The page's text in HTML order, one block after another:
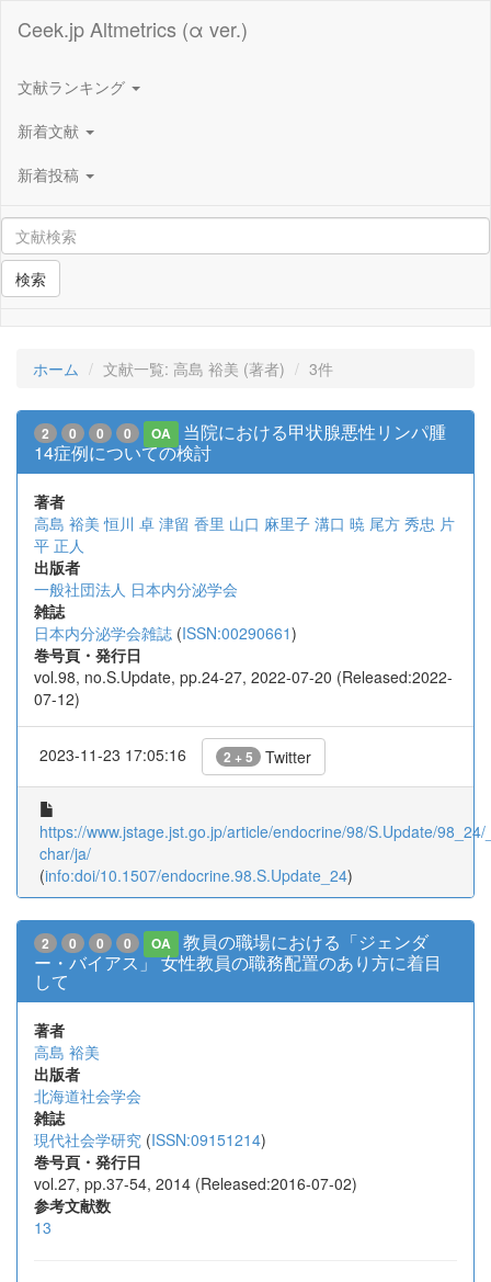
Ceek.jp Altmetrics (α ver.)
文献ランキング
新着文献
新着投稿
検索
ホーム 文献一覧: 高島 裕美 (著者) 3件
2 0 0 0 OA
当院における甲状腺悪性リンパ腫
14症例についての検討
著者
高島 裕美 恒川 卓 津留 香里 山口 麻里子 溝口 暁 尾方 秀忠 片
平 正人
出版者
一般社団法人 日本内分泌学会
雑誌
日本内分泌学会雑誌 (ISSN:00290661)
巻号頁・発行日
vol.98, no.S.Update, pp.24-27, 2022-07-20 (Released:2022-
07-12)
2023-11-23 17:05:16 2 + 5 Twitter
https://www.jstage.jst.go.jp/article/endocrine/98/S.Update/98_24/
char/ja/
(info:doi/10.1507/endocrine.98.S.Update_24)
2 0 0 0 OA
教員の職場における「ジェンダ
ー・バイアス」 女性教員の職務配置のあり方に着目
して
著者
高島 裕美
出版者
北海道社会学会
雑誌
現代社会学研究 (ISSN:09151214)
巻号頁・発行日
vol.27, pp.37-54, 2014 (Released:2016-07-02)
参考文献数
13